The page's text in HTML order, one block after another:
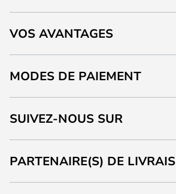
VOS AVANTAGES
MODES DE PAIEMENT
SUIVEZ-NOUS SUR
PARTENAIRE(S) DE